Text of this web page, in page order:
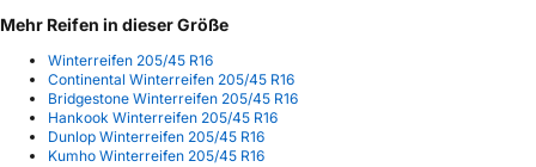
Mehr Reifen in dieser Größe
Winterreifen 205/45 R16
Continental Winterreifen 205/45 R16
Bridgestone Winterreifen 205/45 R16
Hankook Winterreifen 205/45 R16
Dunlop Winterreifen 205/45 R16
Kumho Winterreifen 205/45 R16